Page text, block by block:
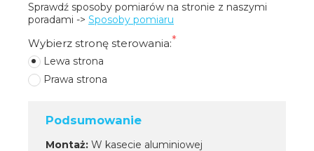
Sprawdź sposoby pomiarów na stronie z naszymi
poradami -> Sposoby pomiaru
Wybierz stronę sterowania:
Lewa strona
Prawa strona
Podsumowanie
Montaż: W kasecie aluminiowej